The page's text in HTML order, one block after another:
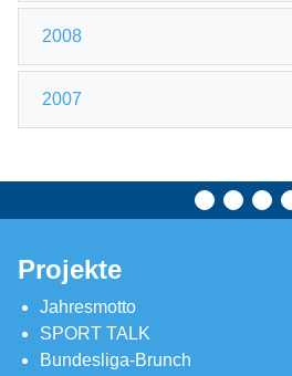
2008
2007
Projekte
Jahresmotto
SPORT TALK
Bundesliga-Brunch